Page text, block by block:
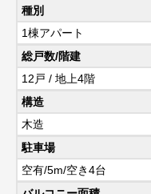
種別
1棟アパート
総戸数/階建
12戸 / 地上4階
構造
木造
駐車場
空有/5m/空き4台